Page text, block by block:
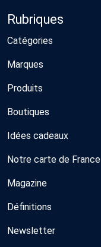
Rubriques
Catégories
Marques
Produits
Boutiques
Idées cadeaux
Notre carte de France
Magazine
Définitions
Newsletter